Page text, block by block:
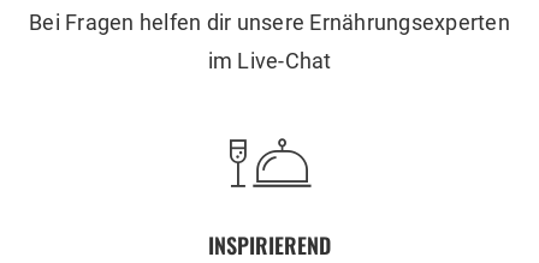
Bei Fragen helfen dir unsere Ernährungsexperten
im Live-Chat
INSPIRIEREND